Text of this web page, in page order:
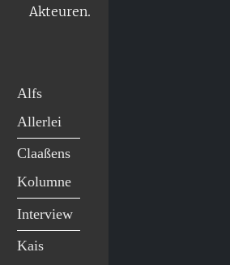
Akteuren.
Alfs
Allerlei
Claaßens
Kolumne
Interview
Kais